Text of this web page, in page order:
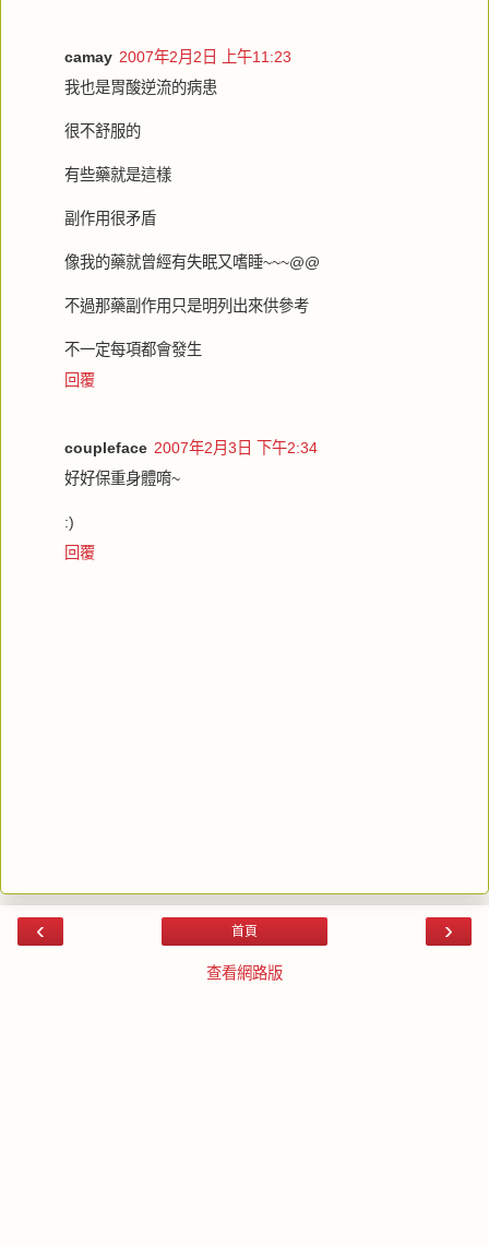
camay 2007年2月2日 上午11:23
我也是胃酸逆流的病患
很不舒服的
有些藥就是這樣
副作用很矛盾
像我的藥就曾經有失眠又嗜睡~~~@@
不過那藥副作用只是明列出來供參考
不一定每項都會發生
回覆
coupleface 2007年2月3日 下午2:34
好好保重身體唷~
:)
回覆
‹ ›
首頁
查看網路版